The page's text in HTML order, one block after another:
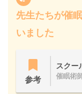
先生たちが催
いました
参考
スクー
催眠術